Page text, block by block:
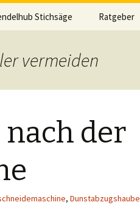
Stichsäge Ratgeber
vermeiden
nach der
, Dunstabzugshaube